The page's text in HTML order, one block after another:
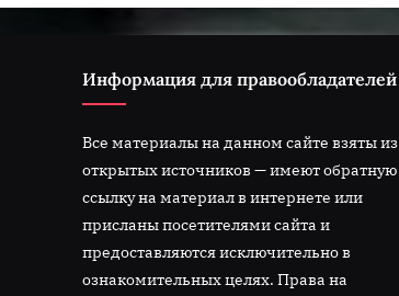
Информация для правообладателей
Все материалы на данном сайте взяты из
открытых источников — имеют обратную
ссылку на материал в интернете или
присланы посетителями сайта и
предоставляются исключительно в
ознакомительных целях. Права на